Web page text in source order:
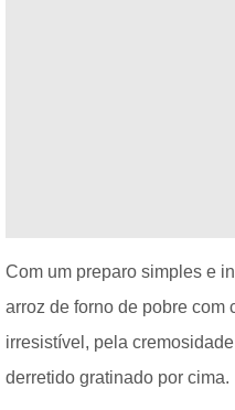
Com um preparo simples e
arroz de forno de pobre com
irresistível, pela
derretido gratinado por cima.